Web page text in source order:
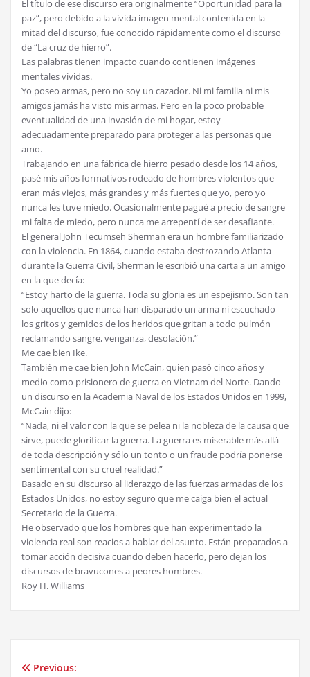
El título de ese discurso era originalmente “Oportunidad para la
paz”, pero debido a la vívida imagen mental contenida en la
mitad del discurso, fue conocido rápidamente como el discurso
de “La cruz de hierro”.
Las palabras tienen impacto cuando contienen imágenes
mentales vívidas.
Yo poseo armas, pero no soy un cazador. Ni mi familia ni mis
amigos jamás ha visto mis armas. Pero en la poco probable
eventualidad de una invasión de mi hogar, estoy
adecuadamente preparado para proteger a las personas que
amo.
Trabajando en una fábrica de hierro pesado desde los 14 años,
pasé mis años formativos rodeado de hombres violentos que
eran más viejos, más grandes y más fuertes que yo, pero yo
nunca les tuve miedo. Ocasionalmente pagué a precio de sangre
mi falta de miedo, pero nunca me arrepentí de ser desafiante.
El general John Tecumseh Sherman era un hombre familiarizado
con la violencia. En 1864, cuando estaba destrozando Atlanta
durante la Guerra Civil, Sherman le escribió una carta a un amigo
en la que decía:
“Estoy harto de la guerra. Toda su gloria es un espejismo. Son tan
solo aquellos que nunca han disparado un arma ni escuchado
los gritos y gemidos de los heridos que gritan a todo pulmón
reclamando sangre, venganza, desolación.”
Me cae bien Ike.
También me cae bien John McCain, quien pasó cinco años y
medio como prisionero de guerra en Vietnam del Norte. Dando
un discurso en la Academia Naval de los Estados Unidos en 1999,
McCain dijo:
“Nada, ni el valor con la que se pelea ni la nobleza de la causa que
sirve, puede glorificar la guerra. La guerra es miserable más allá
de toda descripción y sólo un tonto o un fraude podría ponerse
sentimental con su cruel realidad.”
Basado en su discurso al liderazgo de las fuerzas armadas de los
Estados Unidos, no estoy seguro que me caiga bien el actual
Secretario de la Guerra.
He observado que los hombres que han experimentado la
violencia real son reacios a hablar del asunto. Están preparados a
tomar acción decisiva cuando deben hacerlo, pero dejan los
discursos de bravucones a peores hombres.
Roy H. Williams
Previous: